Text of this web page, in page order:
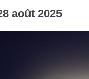
août 2025